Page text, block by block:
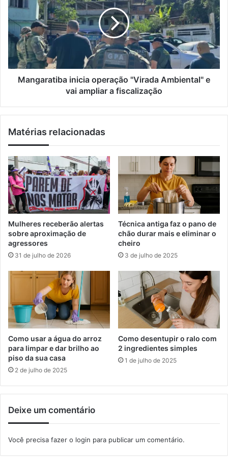
i
l
a
d
o
r
r
e
a
d
e
4
0
0
t
l
t
a
m
M
a
n
g
a
r
t
b
a
n
a
r
t
i
c
i
o
p
e
r
a
ã
o
"
i
d
A
m
b
i
e
"
v
a
Mangaratiba inicia operação "Virada Ambiental" e
vai ampliar a fiscalização
Matérias relacionadas
Mulheres receberão alertas
sobre aproximação de
agressores
31 de julho de 2026
Técnica antiga faz o pano de
chão durar mais e eliminar o
cheiro
3 de julho de 2025
Como usar a água do arroz
para limpar e dar brilho ao
piso da sua casa
2 de julho de 2025
Como desentupir o ralo com
2 ingredientes simples
1 de julho de 2025
Deixe um comentário
Você precisa fazer o login para publicar um comentário.